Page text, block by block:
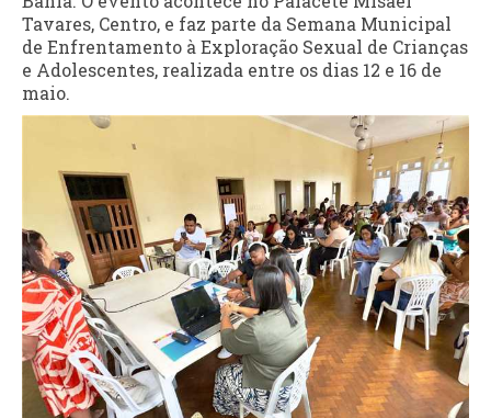
Tavares, Centro, e faz parte da Semana Municipal
de Enfrentamento à Exploração Sexual de Crianças
e Adolescentes, realizada entre os dias 12 e 16 de
maio.